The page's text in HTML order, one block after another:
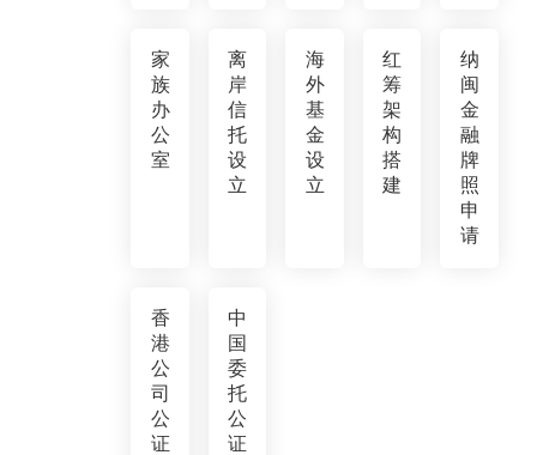
家
族
办
公
室
离
岸
信
托
设
立
海
外
基
金
设
立
红
筹
架
构
搭
建
纳
闽
金
融
牌
照
申
请
香
港
公
司
公
证
中
国
委
托
公
证